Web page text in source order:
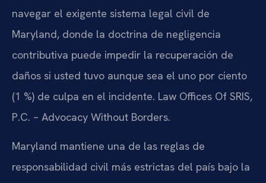
navegar el exigente sistema legal civil de
Maryland, donde la doctrina de negligencia
contributiva puede impedir la recuperación de
daños si usted tuvo aunque sea el uno por ciento
(1 %) de culpa en el incidente. Law Offices Of SRIS,
P.C. – Advocacy Without Borders.
Maryland mantiene una de las reglas de
responsabilidad civil más estrictas del país bajo la